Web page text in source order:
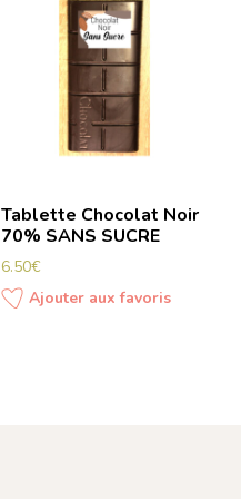
Tablette Chocolat Noir
70% SANS SUCRE
6.50€
Ajouter aux favoris